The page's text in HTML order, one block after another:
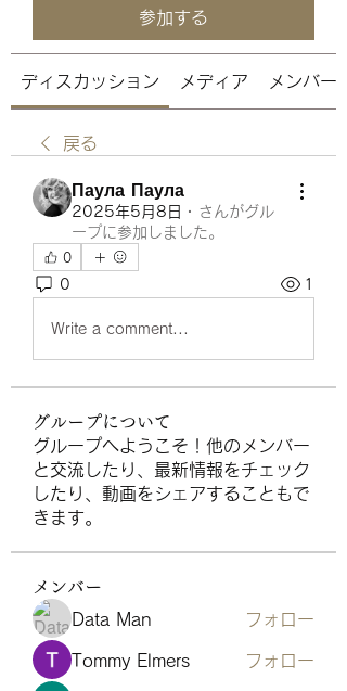
参加する
ディスカッション メディア メンバー
戻る
Паула Паула
2025年5月8日 · さんがグル
ープに参加しました。
0
0 1
Write a comment...
グループについて
グループへようこそ！他のメンバー
と交流したり、最新情報をチェック
したり、動画をシェアすることもで
きます。
メンバー
Data Man
フォロー
Tommy Elmers フォロー